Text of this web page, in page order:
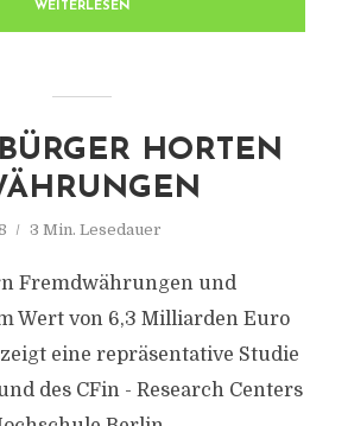
WEITERLESEN
HORTEN
3 Min. Lesedauer
Fremdwährungen und
Wert von 6,3 Milliarden Euro
eine repräsentative Studie
des CFin - Research Centers